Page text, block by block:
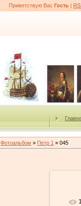
Приветствую Вас Гость |
Фотоальбом » Петр 1 » 045